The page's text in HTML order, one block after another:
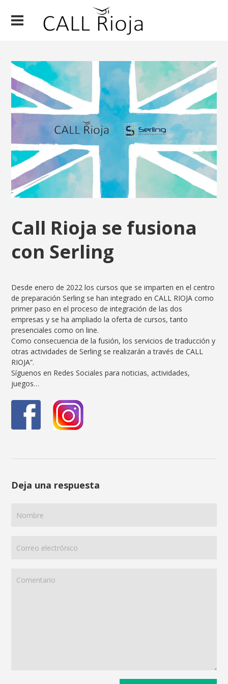
Call Rioja se fusiona
con Serling
Desde enero de 2022 los cursos que se imparten en el centro
de preparación Serling se han integrado en CALL RIOJA como
primer paso en el proceso de integración de las dos
empresas y se ha ampliado la oferta de cursos, tanto
presenciales como on line.
Como consecuencia de la fusión, los servicios de traducción y
otras actividades de Serling se realizarán a través de CALL
RIOJA”.
Síguenos en Redes Sociales para noticias, actividades,
juegos…
Deja una respuesta